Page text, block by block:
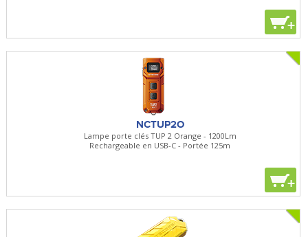
+
NCTUP2O
Lampe porte clés TUP 2 Orange - 1200Lm
Rechargeable en USB-C - Portée 125m
+